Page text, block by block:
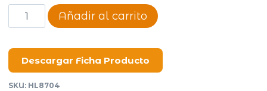
Mochila
portanotebook
cantidad
Añadir al carrito
Descargar Ficha Producto
SKU: HL8704